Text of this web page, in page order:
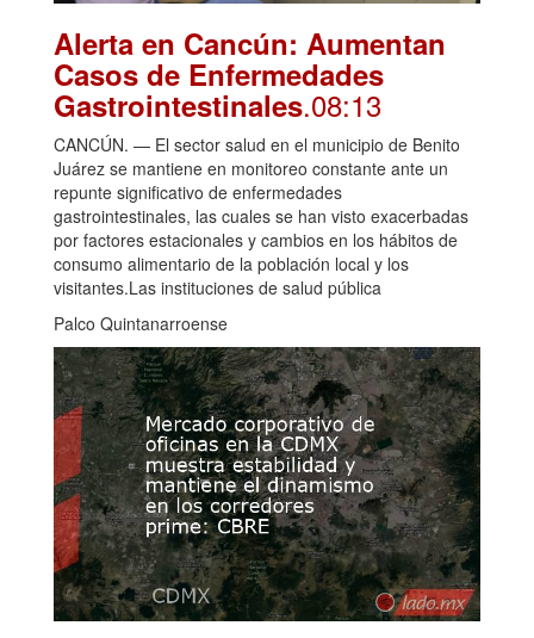
Alerta en Cancún: Aumentan
Casos de Enfermedades
Gastrointestinales.08:13
CANCÚN. — El sector salud en el municipio de Benito
Juárez se mantiene en monitoreo constante ante un
repunte significativo de enfermedades
gastrointestinales, las cuales se han visto exacerbadas
por factores estacionales y cambios en los hábitos de
consumo alimentario de la población local y los
visitantes.Las instituciones de salud pública
Palco Quintanarroense